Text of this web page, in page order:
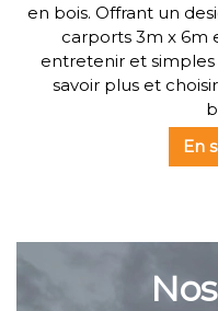
en bois. Offrant un
carports 3m x 6m
entretenir et simples
savoir plus et
En